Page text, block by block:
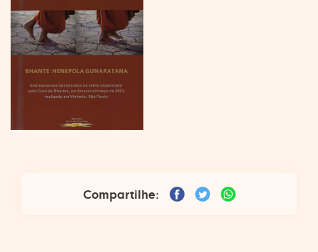
Compartilhe: